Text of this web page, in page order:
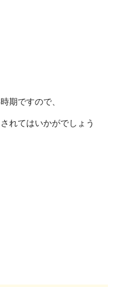
期ですので、
れてはいかがでしょう